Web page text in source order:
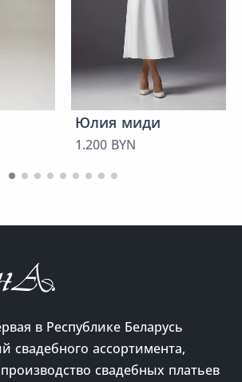
Юлия миди
1.200 BYN
в Республике Беларусь
свадебного ассортимента,
свадебных платьев